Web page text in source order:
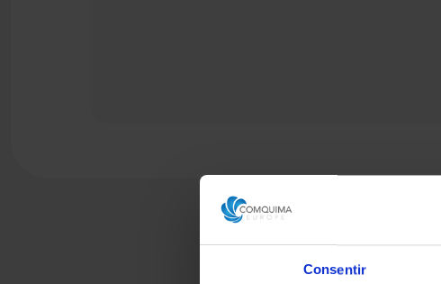
Consentir